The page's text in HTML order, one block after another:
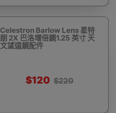
Celestron Barlow Lens 星特
朗 2X 巴洛增倍鏡1.25 英寸 天
文望遠鏡配件
$120 $220